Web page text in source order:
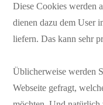
Diese Cookies werden
dienen dazu dem User
liefern. Das kann sehr
Üblicherweise werden
Webseite gefragt,